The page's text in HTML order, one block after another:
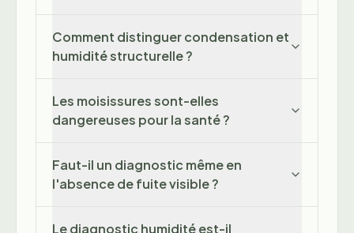
Comment distinguer condensation et
humidité structurelle ?
Les moisissures sont-elles
dangereuses pour la santé ?
Faut-il un diagnostic même en
l'absence de fuite visible ?
Le diagnostic humidité est-il